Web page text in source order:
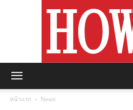
หน้าแรก News